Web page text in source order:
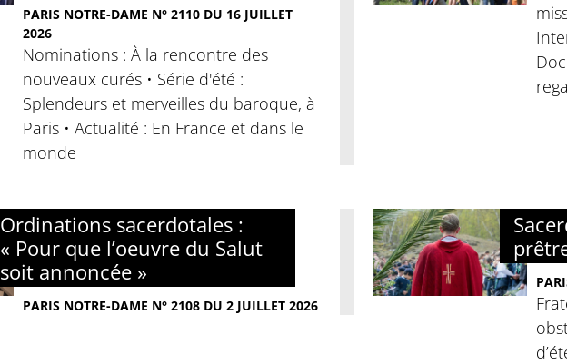
PARIS NOTRE-DAME N° 2110 DU 16 JUILLET
2026
Nominations : À la rencontre des
nouveaux curés • Série d'été :
Splendeurs et merveilles du baroque, à
Paris • Actualité : En France et dans le
monde
Ordinations sacerdotales :
« Pour que l’oeuvre du Salut
soit annoncée »
PARIS NOTRE-DAME N° 2108 DU 2 JUILLET 2026